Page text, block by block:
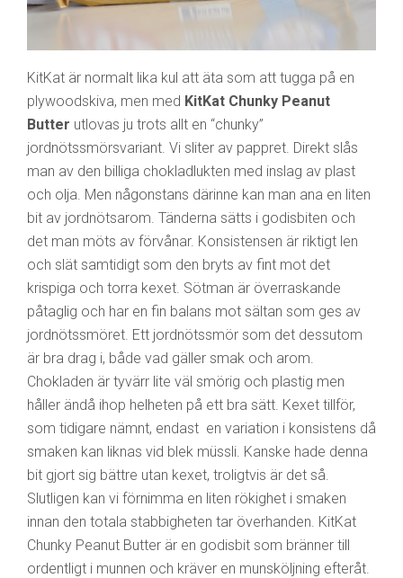
KitKat är normalt lika kul att äta som att tugga på en
plywoodskiva, men med KitKat Chunky Peanut
Butter utlovas ju trots allt en “chunky”
jordnötssmörsvariant. Vi sliter av pappret. Direkt slås
man av den billiga chokladlukten med inslag av plast
och olja. Men någonstans därinne kan man ana en liten
bit av jordnötsarom. Tänderna sätts i godisbiten och
det man möts av förvånar. Konsistensen är riktigt len
och slät samtidigt som den bryts av fint mot det
krispiga och torra kexet. Sötman är överraskande
påtaglig och har en fin balans mot sältan som ges av
jordnötssmöret. Ett jordnötssmör som det dessutom
är bra drag i, både vad gäller smak och arom.
Chokladen är tyvärr lite väl smörig och plastig men
håller ändå ihop helheten på ett bra sätt. Kexet tillför,
som tidigare nämnt, endast en variation i konsistens då
smaken kan liknas vid blek müssli. Kanske hade denna
bit gjort sig bättre utan kexet, troligtvis är det så.
Slutligen kan vi förnimma en liten rökighet i smaken
innan den totala stabbigheten tar överhanden. KitKat
Chunky Peanut Butter är en godisbit som bränner till
ordentligt i munnen och kräver en munsköljning efteråt.